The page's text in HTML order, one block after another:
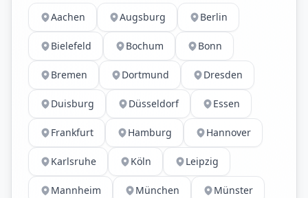
Aachen Augsburg Berlin
Bielefeld Bochum Bonn
Bremen Dortmund Dresden
Duisburg Düsseldorf Essen
Frankfurt Hamburg Hannover
Karlsruhe Köln Leipzig
Mannheim München Münster